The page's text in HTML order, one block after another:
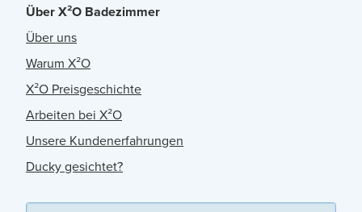
Über X²O Badezimmer
Über uns
Warum X²O
X²O Preisgeschichte
Arbeiten bei X²O
Unsere Kundenerfahrungen
Ducky gesichtet?